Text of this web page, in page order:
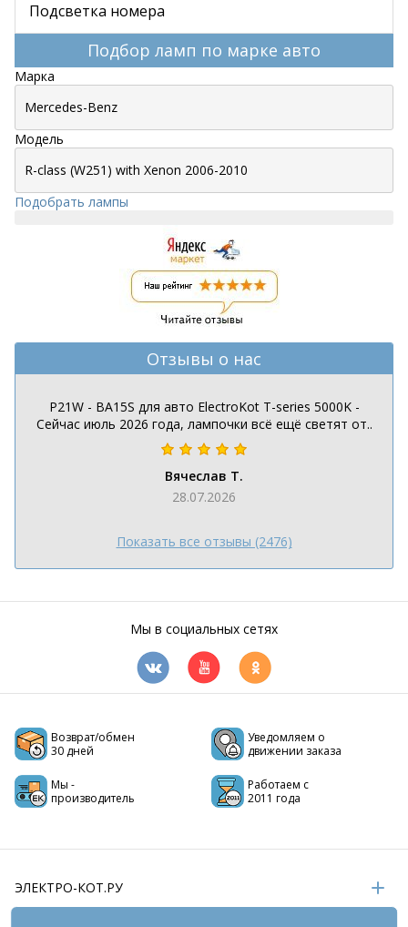
Подсветка номера
Подбор ламп по марке авто
Марка
Модель
Подобрать лампы
Отзывы о нас
P21W - BA15S для авто ElectroKot T-series 5000K -
Сейчас июль 2026 года, лампочки всё ещё светят от..
Вячеслав Т.
28.07.2026
Показать все отзывы (2476)
Мы в социальных сетях
Возврат/обмен
30 дней
Уведомляем о
движении заказа
Мы -
производитель
Работаем с
2011 года
ЭЛЕКТРО-КОТ.РУ